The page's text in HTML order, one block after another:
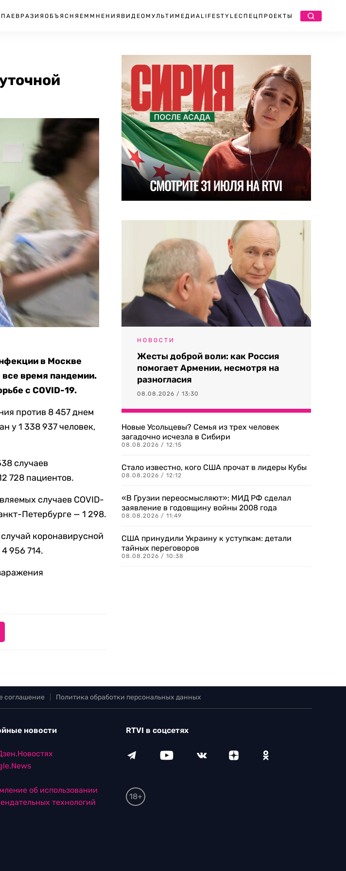
ЕВРАЗИЯ ОБЪЯСНЯЕМ МНЕНИЯ ВИДЕО МУЛЬТИМЕДИА LIFESTYLEСПЕЦПРОЕКТЫ
в Москве
все время пандемии.
с COVID-19.
против 8 457 днем
у 1 338 937 человек,
случаев
728 пациентов.
случаев COVID-
Петербурге — 1 298.
коронавирусной
956 714.
НОВОСТИ
Жесты доброй воли: как Россия
помогает Армении, несмотря на
разногласия
08.08.2026 / 13:30
Новые Усольцевы? Семья из трех человек
загадочно исчезла в Сибири
08.08.2026 / 12:15
Стало известно, кого США прочат в лидеры Кубы
08.08.2026 / 12:12
«В Грузии переосмысляют»: МИД РФ сделал
заявление в годовщину войны 2008 года
08.08.2026 / 11:49
США принудили Украину к уступкам: детали
тайных переговоров
08.08.2026 / 10:38
соглашение Политика обработки персональных данных
новости
об использовании
технологий
RTVI в соцсетях
18+